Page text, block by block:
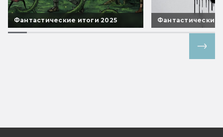
Фантастические итоги 2025 Фантастические